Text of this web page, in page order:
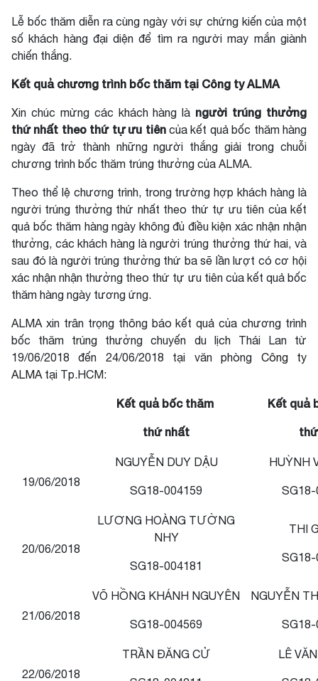
Lễ bốc thăm diễn ra cùng ngày với sự chứng kiến của một
số khách hàng đại diện để tìm ra người may mắn giành
chiến thắng.
Kết quả chương trình bốc thăm tại Công ty ALMA
Xin chúc mừng các khách hàng là người trúng thưởng
thứ nhất theo thứ tự ưu tiêncủa kết quả bốc thăm hàng
ngày đã trở thành những người thắng giải trong chuỗi
chương trình bốc thăm trúng thưởng của ALMA.
Theo thể lệ chương trình, trong trường hợp khách hàng là
người trúng thưởng thứ nhất theo thứ tự ưu tiên của kết
quả bốc thăm hàng ngày không đủ điều kiện xác nhận nhận
thưởng, các khách hàng là người trúng thưởng thứ hai, và
sau đó là người trúng thưởng thứ ba sẽ lần lượt có cơ hội
xác nhận nhận thưởng theo thứ tự ưu tiên của kết quả bốc
thăm hàng ngày tương ứng.
ALMA xin trân trọng thông báo kết quả của chương trình
bốc thăm trúng thưởng chuyến du lịch Thái Lan từ
19/06/2018 đến 24/06/2018 tại văn phòng Công ty
ALMA tại Tp.HCM:
Kết quả bốc thăm
thứ nhất
Kết quả
19/06/2018
NGUYỄN DUY DẬU
SG18-004159
HUỲNH
SG18-
20/06/2018
LƯƠNG HOÀNG TƯỜNG
NHY
SG18-004181
THI
SG18-
21/06/2018
VÕ HỒNG KHÁNH NGUYÊN
SG18-004569
NGUYỄN
SG18-
22/06/2018
TRẦN ĐĂNG CỬ LÊ